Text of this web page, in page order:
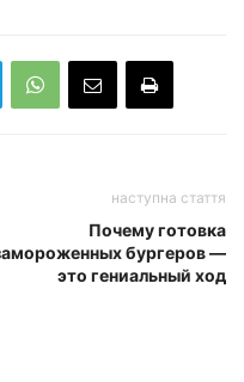
наступна стаття
Почему готовка
бургеров —
это гениальный ход